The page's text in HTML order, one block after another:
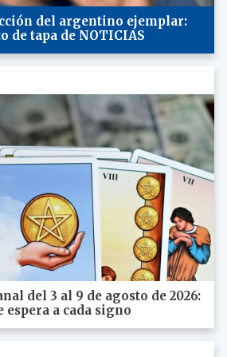
del argentino ejemplar:
de tapa de NOTICIAS
del 3 al 9 de agosto de 2026:
espera a cada signo